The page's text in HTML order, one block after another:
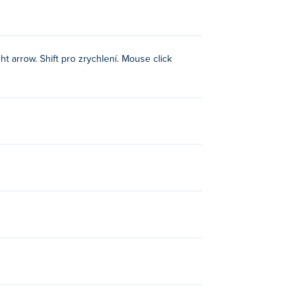
3d-castle-defense,
arrow. Shift pro zrychlení. Mouse click